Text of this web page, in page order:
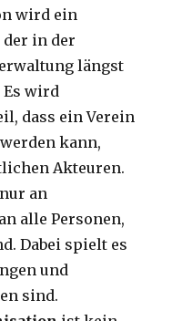
wird ein
in der
längst
Es wird
dass ein Verein
kann,
Akteuren.
an
alle Personen,
Dabei spielt es
und
sind.